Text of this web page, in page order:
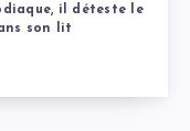
il déteste le
son lit